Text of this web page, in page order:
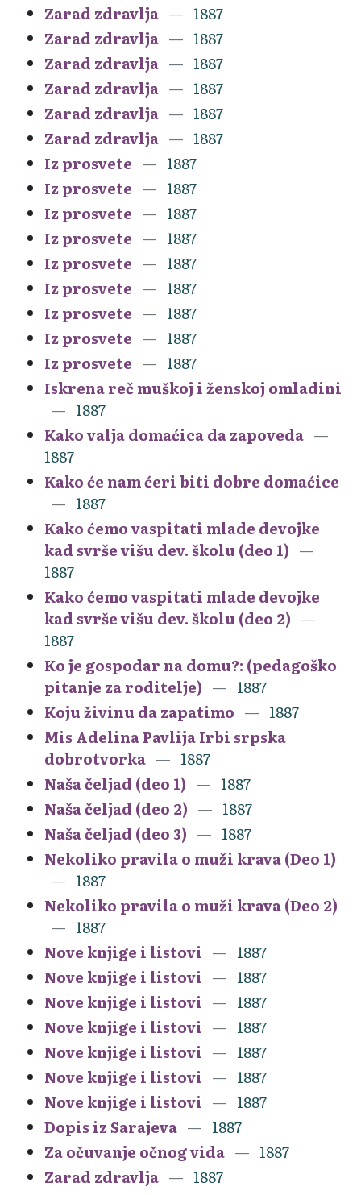
Zarad zdravlja
1887
Zarad zdravlja
1887
Zarad zdravlja
1887
Zarad zdravlja
1887
Zarad zdravlja
1887
Zarad zdravlja
1887
Iz prosvete
1887
Iz prosvete
1887
Iz prosvete
1887
Iz prosvete
1887
Iz prosvete
1887
Iz prosvete
1887
Iz prosvete
1887
Iz prosvete
1887
Iz prosvete
1887
Iskrena reč muškoj i ženskoj omladini
1887
Kako valja domaćica da zapoveda
1887
Kako će nam ćeri biti dobre domaćice
1887
Kako ćemo vaspitati mlade devojke
kad svrše višu dev. školu (deo 1)
1887
Kako ćemo vaspitati mlade devojke
kad svrše višu dev. školu (deo 2)
1887
Ko je gospodar na domu?: (pedagoško
pitanje za roditelje)
1887
Koju živinu da zapatimo
1887
Mis Adelina Pavlija Irbi srpska
dobrotvorka
1887
Naša čeljad (deo 1)
1887
Naša čeljad (deo 2)
1887
Naša čeljad (deo 3)
1887
Nekoliko pravila o muži krava (Deo 1)
1887
Nekoliko pravila o muži krava (Deo 2)
1887
Nove knjige i listovi
1887
Nove knjige i listovi
1887
Nove knjige i listovi
1887
Nove knjige i listovi
1887
Nove knjige i listovi
1887
Nove knjige i listovi
1887
Nove knjige i listovi
1887
Dopis iz Sarajeva
1887
Za očuvanje očnog vida
1887
Zarad zdravlja
1887